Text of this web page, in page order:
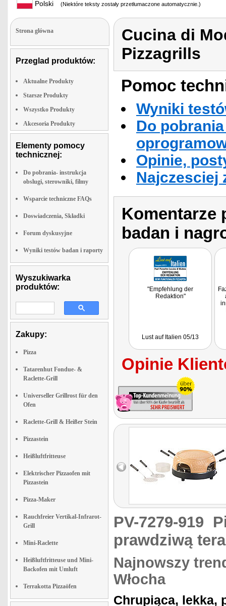
Polski (Niektóre teksty zostały przetłumaczone automatycznie.)
Strona glówna
Przeglad produktów:
Aktualne Produkty
Starsze Produkty
Wszystko Produkty
Akcesoria Produkty
Elementy pomocy
technicznej:
Do pobrania- instrukcja
obslugi, sterowniki, filmy
Wsparcie techniczne FAQs
Doswiadczenia, Składki
Forum dyskusyjne
Wyniki testów badan i raporty
Wyszukiwarka
produktów:
Zakupy:
Pizza
Tatarenhut Fondue- &
Raclette-Grill
Universeller Grillrost für den
Ofen
Raclette-Grill & Heißer Stein
Pizzastein
Heißluftfritteuse
Elektrischer Pizzaofen mit
Pizzastein
Pizza-Maker
Rauchfreier Vertikal-Infrarot-
Grill
Mini-Raclette
Heißluftfritteuse und Mini-
Backofen mit Umluft
Terrakotta Pizzaöfen
Cucina di
Pizzagrills
Pomoc
Wyniki
Do
Opinie,
Najczesciej
Komentarze
badan i
"Empfehlung der
Redaktion"
Lust auf Italien 05/13
Opinie
PV-7279-919
prawdziwą
Najnowszy
Włocha
Chrupiąca, lekka,